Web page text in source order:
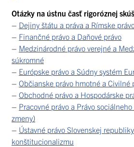
Otázky na ústnu časť rigoróznej
– Dejiny štátu a práva a Rímske
– Finančné právo a Daňové právo
– Medzinárodné právo verejné a
súkromné
– Európske právo a Súdny systém
– Občianske právo hmotné a Civilné
– Obchodné právo a Hospodárske
– Pracovné právo a Právo
zmeny)
– Ústavné právo Slovenskej
konštitucionalizmu